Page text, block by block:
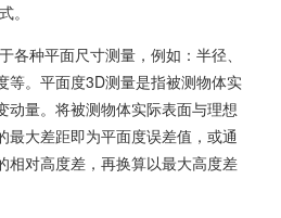
。
种平面尺寸测量，例如：半径、
等。平面度3D测量是指被测物体实
动量。将被测物体实际表面与理想
最大差距即为平面度误差值，或通
相对高度差，再换算以最大高度差